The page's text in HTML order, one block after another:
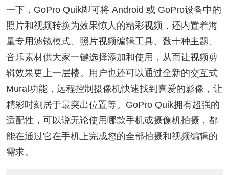
一下，GoPro Quik即可将 Android 或 GoPro设备中的
照片和视频转换为效果惊人的精彩视频，还内置着海
量专用滤镜模式、照片视频编辑工具、数十种主题、
音乐素材供大家一键选择添加和使用，从而让视频剪
辑效果更上一层楼。用户也还可以通过全新的交互式
Mural功能，远程控制摄像机快速找到喜爱的影像，让
精彩时刻居于最突出位置等。GoPro Quik拥有超强的
适配性，可以说无论使用哪款手机或摄像机拍摄，都
能在通过它在手机上完成您的全部拍摄和视频编辑的
需求。